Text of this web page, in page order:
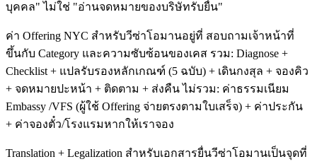
บุคคล" ไม่ใช่ "อ่านจดหมายของบริษัทรับยื่น"
ค่า Offering NYC สำหรับวีซ่าโอมานอยู่ที่ สอบถามเจ้าหน้าที่
ขึ้นกับ Category และความซับซ้อนของเคส รวม: Diagnose +
Checklist + แปลรับรองหลักเกณฑ์ (5 ฉบับ) + เดินกงสุล + จองคิว
+ จดหมายปะหน้า + ติดตาม + ส่งคืน ไม่รวม: ค่าธรรมเนียม
Embassy /VFS (ผู้ใช้ Offering จ่ายตรงตามใบเสร็จ) + ค่าประกัน
+ ค่าจองตั๋ว/โรงแรมหากให้เราจอง
Translation + Legalization สำหรับเอกสารยื่นวีซ่าโอมานเป็นจุดที่